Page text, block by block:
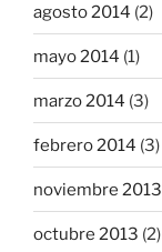
agosto 2014 (2)
mayo 2014 (1)
marzo 2014 (3)
febrero 2014 (3)
noviembre 2013
octubre 2013 (2)